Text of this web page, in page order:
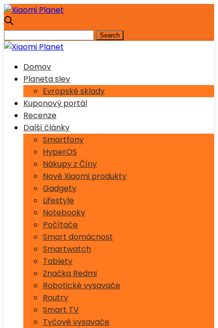
Domov
Planeta slev
Evropské sklady
Kuponový portál
Recenze
Další články
Smartfony
HyperOS
Nákupy z Číny
Nové Xiaomi produkty
Gadgety
Lifestyle
Notebooky
Počítače
Smart domácnost
Smartwatch
Tablety
Značka Redmi
Robotické vysavače
Routry
Smart TV
Tyčové vysavače